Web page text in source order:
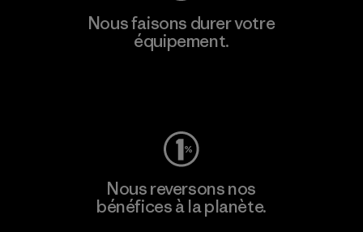
Nous faisons durer votre
équipement.
Nous reversons nos
bénéfices à la planète.